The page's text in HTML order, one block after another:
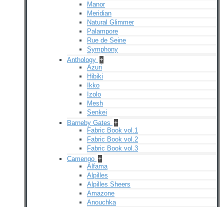
Manor
Meridian
Natural Glimmer
Palampore
Rue de Seine
Symphony
Anthology +
Azuri
Hibiki
Ikko
Izolo
Mesh
Senkei
Barneby Gates +
Fabric Book vol.1
Fabric Book vol.2
Fabric Book vol.3
Camengo +
Alfama
Alpilles
Alpilles Sheers
Amazone
Anouchka